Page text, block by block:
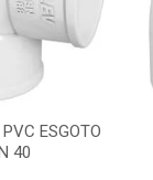
ESGOTO
40